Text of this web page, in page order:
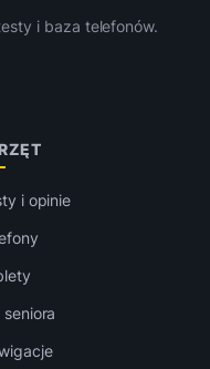
i baza telefonów.
i opinie
seniora